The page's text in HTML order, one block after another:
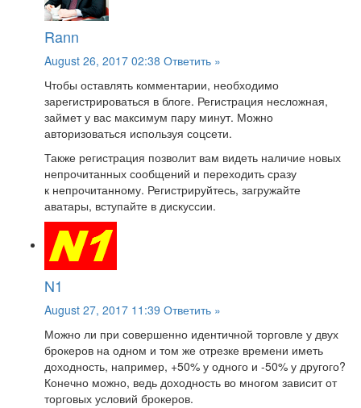
Rann
August 26, 2017 02:38 Ответить »
Чтобы оставлять комментарии, необходимо
зарегистрироваться в блоге. Регистрация несложная,
займет у вас максимум пару минут. Можно
авторизоваться используя соцсети.
Также регистрация позволит вам видеть наличие новых
непрочитанных сообщений и переходить сразу
к непрочитанному. Регистрируйтесь, загружайте
аватары, вступайте в дискуссии.
N1
August 27, 2017 11:39 Ответить »
Можно ли при совершенно идентичной торговле у двух
брокеров на одном и том же отрезке времени иметь
доходность, например, +50% у одного и -50% у другого?
Конечно можно, ведь доходность во многом зависит от
торговых условий брокеров.